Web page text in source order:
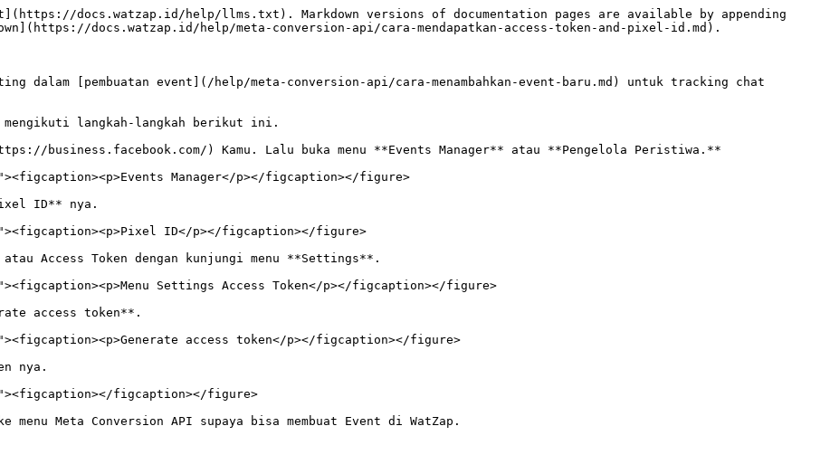
docs.watzap.id/help/llms.txt). Markdown versions of documentation pages are available by appending
docs.watzap.id/help/meta-conversion-api/cara-mendapatkan-access-token-and-pixel-id.md).
dalam [pembuatan event](/help/meta-conversion-api/cara-menambahkan-event-baru.md) untuk tracking chat
mengikuti langkah-langkah berikut ini.
business.facebook.com/) Kamu. Lalu buka menu **Events Manager** atau **Pengelola Peristiwa.**
Manager</p></figcaption></figure>
ID** nya.
ID</p></figcaption></figure>
Access Token dengan kunjungi menu **Settings**.
Settings Access Token</p></figcaption></figure>
access token**.
access token</p></figcaption></figure>
nya.
figcaption></figure>
Meta Conversion API supaya bisa membuat Event di WatZap.